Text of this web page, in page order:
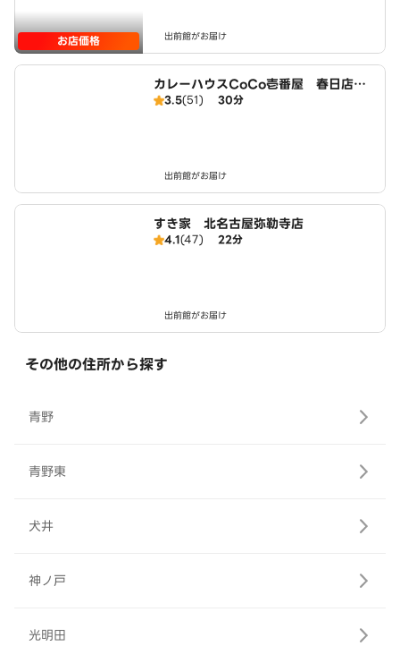
お店価格 出前館がお届け
カレーハウスCoCo壱番屋 春日店（S
D）
3.5(51) 30分
出前館がお届け
すき家 北名古屋弥勒寺店
4.1(47) 22分
出前館がお届け
その他の住所から探す
青野
青野東
犬井
神ノ戸
光明田